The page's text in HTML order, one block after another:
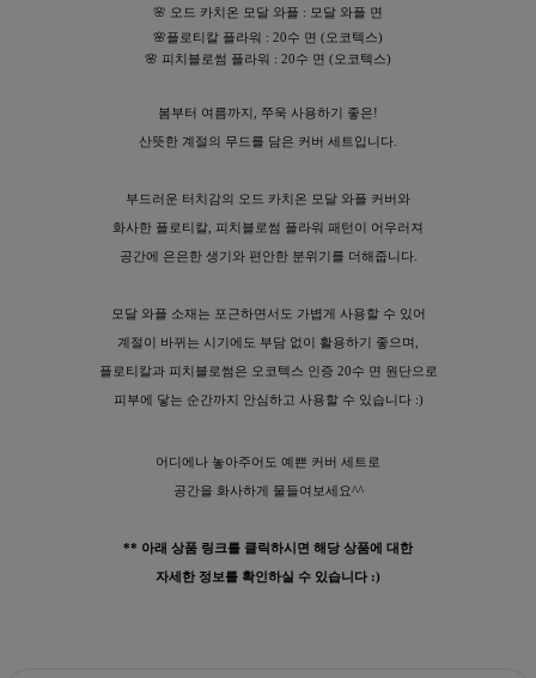
🌸 오드 카치온 모달 와플 : 모달 와플 면
🌸플로티칼 플라워 : 20수 면 (오코텍스)
🌸 피치블로썸 플라워 : 20수 면 (오코텍스)
봄부터 여름까지, 쭈욱 사용하기 좋은!
산뜻한 계절의 무드를 담은 커버 세트입니다.
부드러운 터치감의 오드 카치온 모달 와플 커버와
화사한 플로티칼, 피치블로썸 플라워 패턴이 어우러져
공간에 은은한 생기와 편안한 분위기를 더해줍니다.
모달 와플 소재는 포근하면서도 가볍게 사용할 수 있어
계절이 바뀌는 시기에도 부담 없이 활용하기 좋으며,
플로티칼과 피치블로썸은 오코텍스 인증 20수 면 원단으로
피부에 닿는 순간까지 안심하고 사용할 수 있습니다 :)
어디에나 놓아주어도 예쁜 커버 세트로
공간을 화사하게 물들여보세요^^
** 아래 상품 링크를 클릭하시면 해당 상품에 대한
자세한 정보를 확인하실 수 있습니다 :)